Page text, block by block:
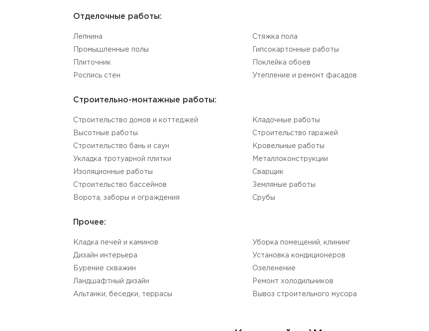
Отделочные работы:
Лепнина
Промышленные полы
Плиточник
Роспись стен
Стяжка пола
Гипсокартонные работы
Поклейка обоев
Утепление и ремонт фасадов
Строительно-монтажные работы:
Строительство домов и коттеджей
Высотные работы
Строительство бань и саун
Укладка тротуарной плитки
Изоляционные работы
Строительство бассейнов
Ворота, заборы и ограждения
Кладочные работы
Строительство гаражей
Кровельные работы
Mеталлоконструкции
Сварщик
Земляные работы
Срубы
Прочее:
Кладка печей и каминов
Дизайн интерьера
Бурение скважин
Ландшафтный дизайн
Альтанки, беседки, террасы
Уборка помещений, клининг
Установка кондиционеров
Озеленение
Ремонт холодильников
Вывоз строительного мусора